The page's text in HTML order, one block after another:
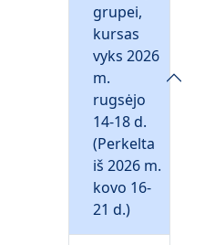
grupei,
kursas
vyks 2026
m.
rugsėjo
14-18 d.
(Perkelta
iš 2026 m.
kovo 16-
21 d.)